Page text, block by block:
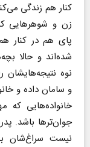
کنار هم زندگی
زن و شوهرهایی
پای هم در کنار
شده‌اند و حالا
نوه نتیجه‌هایشان
و سامان داده و
خانواده‌هایی که
جوان‌ترها باشد.
نیست سراغ‌شان